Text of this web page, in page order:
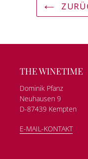
THE WINETIME
Dominik Pfanz
Neuhausen 9
D-87439 Kempten
E-MAIL-KONTAKT